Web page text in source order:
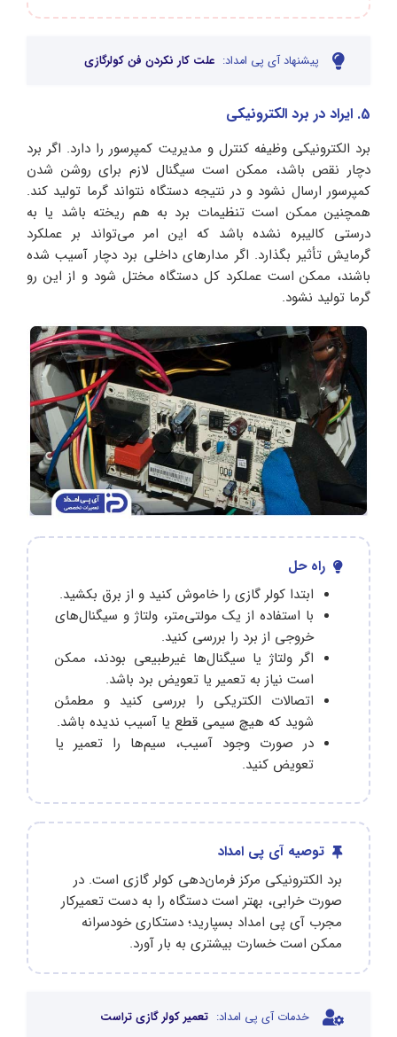
پیشنهاد آی پی امداد: علت کار نکردن فن کولرگازی
5. ایراد در برد الکترونیکی
برد الکترونیکی وظیفه کنترل و مدیریت کمپرسور را دارد. اگر برد
دچار نقص باشد، ممکن است سیگنال لازم برای روشن شدن
کمپرسور ارسال نشود و در نتیجه دستگاه نتواند گرما تولید کند.
همچنین ممکن است تنظیمات برد به هم ریخته باشد یا به
درستی کالیبره نشده باشد که این امر می‌تواند بر عملکرد
گرمایش تأثیر بگذارد. اگر مدارهای داخلی برد دچار آسیب شده
باشند، ممکن است عملکرد کل دستگاه مختل شود و از این رو
گرما تولید نشود.
راه حل
ابتدا کولر گازی را خاموش کنید و از برق بکشید.
با استفاده از یک مولتی‌متر، ولتاژ و سیگنال‌های
خروجی از برد را بررسی کنید.
اگر ولتاژ یا سیگنال‌ها غیرطبیعی بودند، ممکن
است نیاز به تعمیر یا تعویض برد باشد.
اتصالات الکتریکی را بررسی کنید و مطمئن
شوید که هیچ سیمی قطع یا آسیب ندیده باشد.
در صورت وجود آسیب، سیم‌ها را تعمیر یا
تعویض کنید.
توصیه آی پی امداد
برد الکترونیکی مرکز فرمان‌دهی کولر گازی است. در
صورت خرابی، بهتر است دستگاه را به دست تعمیرکار
مجرب آی پی امداد بسپارید؛ دستکاری خودسرانه
ممکن است خسارت بیشتری به بار آورد.
خدمات آی پی امداد: تعمیر کولر گازی تراست